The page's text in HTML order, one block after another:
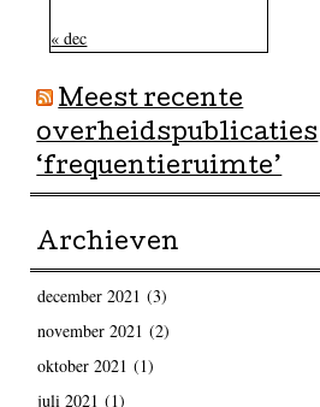
« dec
Meest recente
overheidspublicaties
‘frequentieruimte’
Archieven
december 2021 (3)
november 2021 (2)
oktober 2021 (1)
juli 2021 (1)